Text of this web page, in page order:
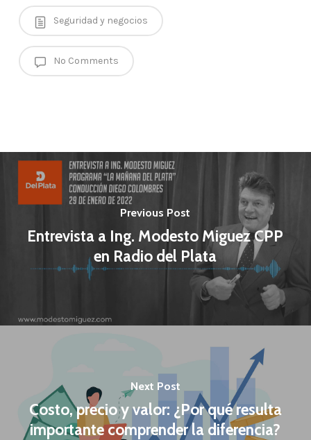
Seguridad y negocios
No Comments
Previous Post
Entrevista a Ing. Modesto Miguez CPP
en Radio del Plata
Next Post
Costo, precio y valor: ¿Por qué resulta
importante comprender la diferencia?